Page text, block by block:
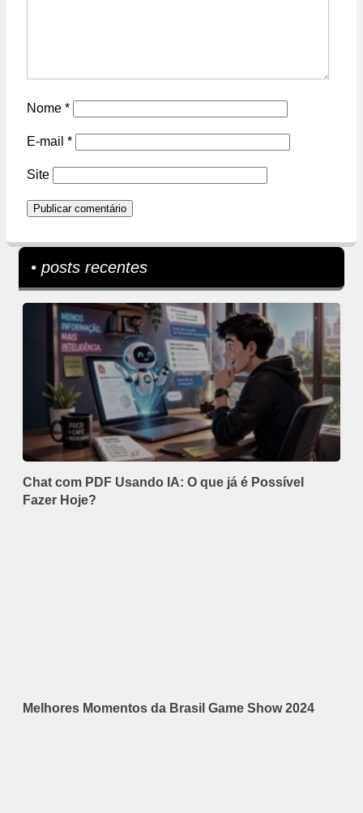
Nome *
E-mail *
Site
• posts recentes
Chat com PDF Usando IA: O que já é Possível
Fazer Hoje?
Melhores Momentos da Brasil Game Show 2024